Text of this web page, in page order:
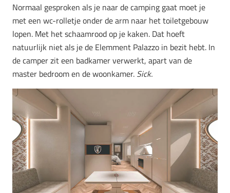
Normaal gesproken als je naar de camping gaat moet je
met een wc-rolletje onder de arm naar het toiletgebouw
lopen. Met het schaamrood op je kaken. Dat hoeft
natuurlijk niet als je de Elemment Palazzo in bezit hebt. In
de camper zit een badkamer verwerkt, apart van de
master bedroom en de woonkamer. Sick.